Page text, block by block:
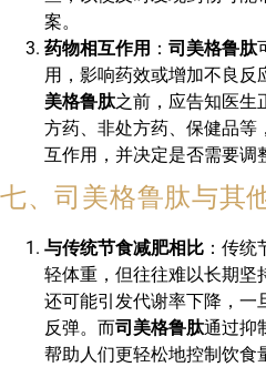
案。
药物相互作用 ： 司美格鲁肽
用，影响药效或增加不良反
美格鲁肽之前，应告知医生
方药、非处方药、保健品等
互作用，并决定是否需要调
七、司美格鲁肽与其
与传统节食减肥相比 ：传
轻体重，但往往难以长期坚
还可能引发代谢率下降，一
反弹。而司美格鲁肽通过抑
帮助人们更轻松地控制饮食